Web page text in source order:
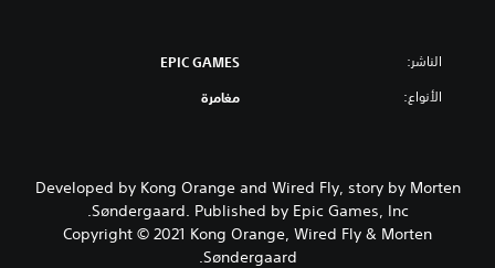
الناشر: EPIC GAMES
الأنواع: مغامرة
Developed by Kong Orange and Wired Fly, story by Morten
Søndergaard. Published by Epic Games, Inc.
Copyright © 2021 Kong Orange, Wired Fly & Morten
Søndergaard.